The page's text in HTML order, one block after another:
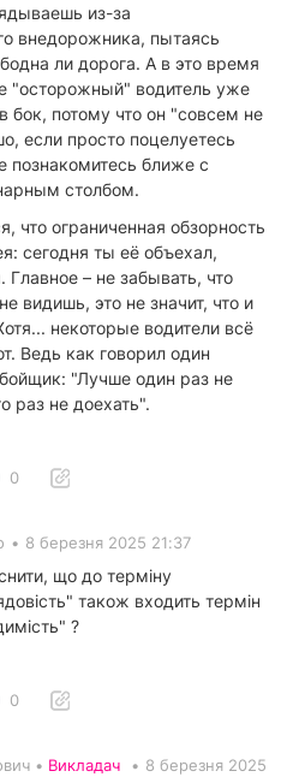
из-за
внедорожника, пытаясь
ли дорога. А в это время
"осторожный" водитель уже
бок, потому что он "совсем не
если просто поцелуетесь
познакомитесь ближе с
столбом.
что ограниченная обзорность
сегодня ты её объехал,
Главное – не забывать, что
видишь, это не значит, что и
некоторые водители всё
Ведь как говорил один
"Лучше один раз не
раз не доехать".
0
• 8 березня 2025 21:37
що до терміну
також входить термін
?
0
• Викладач • 8 березня 2025